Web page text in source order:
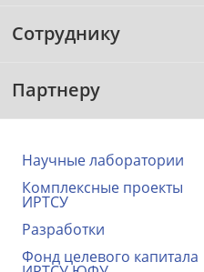
Сотруднику
Партнеру
Научные лаборатории
Комплексные проекты
ИРТСУ
Разработки
Фонд целевого капитала